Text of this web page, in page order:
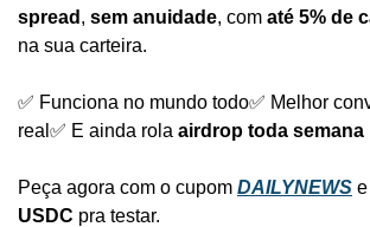
spread , sem anuidade, com até 5% de
na sua carteira.
✅ Funciona no mundo todo✅ Melhor
real ✅ E ainda rola airdrop toda semana
Peça agora com o cupom DAILYNEWS
USDC pra testar.